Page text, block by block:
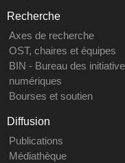
Recherche
Axes de recherche
OST, chaires et équipes
BIN - Bureau des
numériques
Bourses et soutien
Diffusion
Publications
Médiathèque